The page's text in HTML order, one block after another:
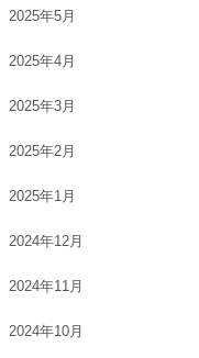
2025年5月
2025年4月
2025年3月
2025年2月
2025年1月
2024年12月
2024年11月
2024年10月